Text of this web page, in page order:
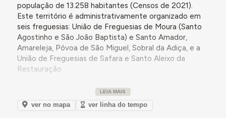
população de 13.258 habitantes (Censos de 2021).
Este território é administrativamente organizado em
seis freguesias: União de Freguesias de Moura (Santo
Agostinho e São João Baptista) e Santo Amador,
Amareleja, Póvoa de São Miguel, Sobral da Adiça, e a
União de Freguesias de Safara e Santo Aleixo da
Restauração.
este e sul com a fronteira espanhola e Barrancos, a
norte e oeste com os concelhos de Mourão, Serpa,
LEIA MAIS
ver no mapa ver linha do tempo